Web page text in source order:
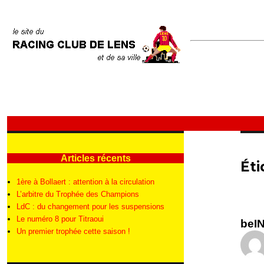
Articles récents
1ère à Bollaert : attention à la circulation
L’arbitre du Trophée des Champions
LdC : du changement pour les suspensions
Le numéro 8 pour Titraoui
Un premier trophée cette saison !